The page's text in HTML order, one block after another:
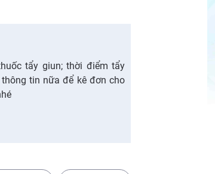
tẩy giun; thời điểm tẩy
tin nữa để kê đơn cho